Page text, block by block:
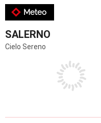
Meteo
SALERNO
Cielo Sereno